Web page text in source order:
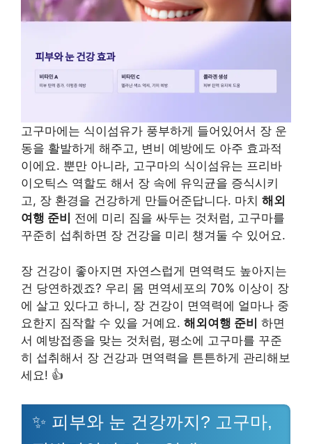
고구마에는 식이섬유가 풍부하게 들어있어서 장 운
동을 활발하게 해주고, 변비 예방에도 아주 효과적
이에요. 뿐만 아니라, 고구마의 식이섬유는 프리바
이오틱스 역할도 해서 장 속에 유익균을 증식시키
고, 장 환경을 건강하게 만들어준답니다. 마치 해외
여행 준비
전에 미리 짐을 싸두는 것처럼, 고구마를
꾸준히 섭취하면 장 건강을 미리 챙겨둘 수 있어요.
장 건강이 좋아지면 자연스럽게 면역력도 높아지는
건 당연하겠죠? 우리 몸 면역세포의 70% 이상이 장
에 살고 있다고 하니, 장 건강이 면역력에 얼마나 중
요한지 짐작할 수 있을 거예요. 해외여행 준비 하면
서 예방접종을 맞는 것처럼, 평소에 고구마를 꾸준
히 섭취해서 장 건강과 면역력을 튼튼하게 관리해보
세요! 👍
✨ 피부와 눈 건강까지? 고구마,